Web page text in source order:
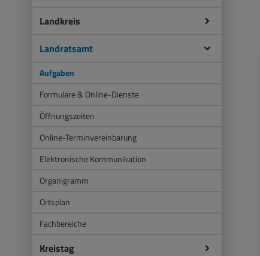
Landkreis
Landratsamt
Aufgaben
Formulare & Online-Dienste
Öffnungszeiten
Online-Terminvereinbarung
Elektronische Kommunikation
Organigramm
Ortsplan
Fachbereiche
Kreistag